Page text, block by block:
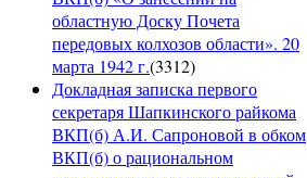
областную Доску Почета
передовых колхозов области». 20
марта 1942 г.(3312)
Докладная записка первого
секретаря Шапкинского райкома
ВКП(б) А.И. Сапроновой в обком
ВКП(б) о рациональном